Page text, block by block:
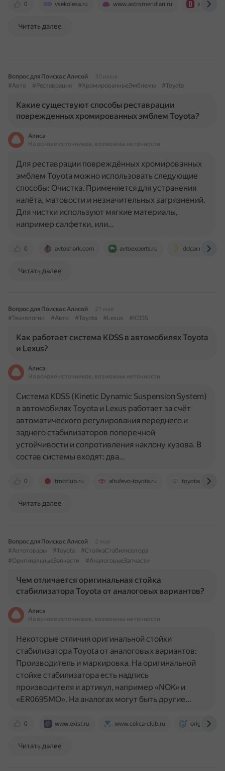
0 vsekolesa.ru www.astromeridian.ru
Читать далее
Вопрос для Поиска с Алисой
30 июня
#Авто
#Реставрация #ХромированныеЭмблемы #Toyota
Какие существуют способы реставрации
поврежденных хромированных эмблем Toyota?
Алиса
На основе источников, возможны неточности
0 avtoshark.com avtoexperts.ru ddcar.ru
Для реставрации повреждённых хромированных
эмблем Toyota можно использовать следующие
способы: Очистка. Применяется для устранения
налёта, матовости и незначительных загрязнений.
Для чистки используют мягкие материалы,
например салфетки, или…
Читать далее
Вопрос для Поиска с Алисой
21 мая
#Технологии
#Авто #Toyota #Lexus #KDSS
Как работает система KDSS в автомобилях Toyota
и Lexus?
Алиса
На основе источников, возможны неточности
0 tmcclub.ru altufevo-toyota.ru
Система KDSS (Kinetic Dynamic Suspension System)
в автомобилях Toyota и Lexus работает за счёт
автоматического регулирования переднего и
заднего стабилизаторов поперечной
устойчивости и сопротивления наклону кузова. В
состав системы входят: два…
Читать далее
Вопрос для Поиска с Алисой
2 мая
#Автотовары
#Toyota
#СтойкаСтабилизатора
#ОригинальныеЗапчасти
#АналоговыеЗапчасти
Чем отличается оригинальная стойка
стабилизатора Toyota от аналоговых вариантов?
Алиса
На основе источников, возможны неточности
0 www.exist.ru www.celica-club.ru origexpert.ru
Некоторые отличия оригинальной стойки
стабилизатора Toyota от аналоговых вариантов:
Производитель и маркировка. На оригинальной
стойке стабилизатора есть надпись
производителя и артикул, например «NOK» и
«ER0695MO». На аналогах могут быть другие…
Читать далее